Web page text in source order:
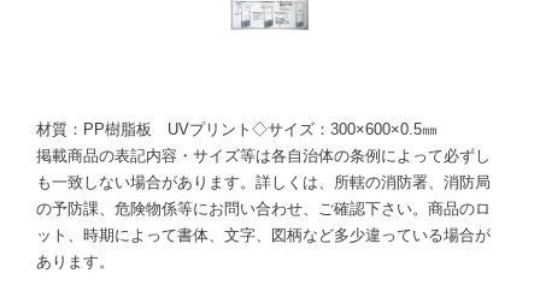
材質：PP樹脂板 UVプリント◇サイズ：300×600×0.5㎜
掲載商品の表記内容・サイズ等は各自治体の条例によって必ずし
も一致しない場合があります。詳しくは、所轄の消防署、消防局
の予防課、危険物係等にお問い合わせ、ご確認下さい。商品のロ
ット、時期によって書体、文字、図柄など多少違っている場合が
あります。